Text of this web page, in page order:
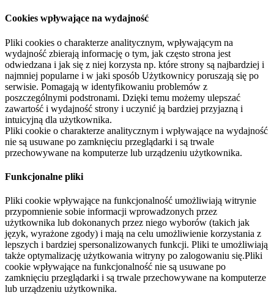
Cookies wpływające na wydajność
Pliki cookies o charakterze analitycznym, wpływającym na
wydajność zbierają informację o tym, jak często strona jest
odwiedzana i jak się z niej korzysta np. które strony są najbardziej i
najmniej popularne i w jaki sposób Użytkownicy poruszają się po
serwisie. Pomagają w identyfikowaniu problemów z
poszczególnymi podstronami. Dzięki temu możemy ulepszać
zawartość i wydajność strony i uczynić ją bardziej przyjazną i
intuicyjną dla użytkownika.
Pliki cookie o charakterze analitycznym i wpływające na wydajność
nie są usuwane po zamknięciu przeglądarki i są trwale
przechowywane na komputerze lub urządzeniu użytkownika.
Funkcjonalne pliki
Pliki cookie wpływające na funkcjonalność umożliwiają witrynie
przypomnienie sobie informacji wprowadzonych przez
użytkownika lub dokonanych przez niego wyborów (takich jak
język, wyrażone zgody) i mają na celu umożliwienie korzystania z
lepszych i bardziej spersonalizowanych funkcji. Pliki te umożliwiają
także optymalizację użytkowania witryny po zalogowaniu się.Pliki
cookie wpływające na funkcjonalność nie są usuwane po
zamknięciu przeglądarki i są trwale przechowywane na komputerze
lub urządzeniu użytkownika.